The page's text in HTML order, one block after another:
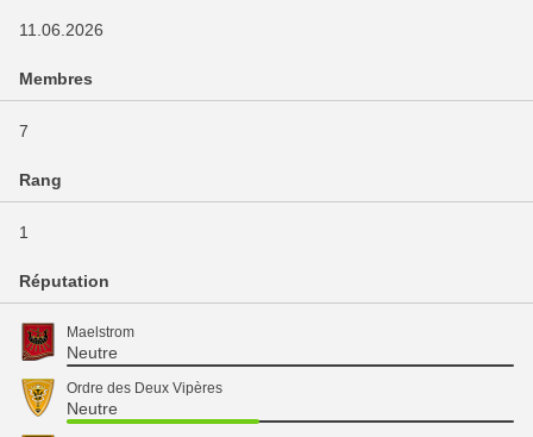
11.06.2026
Membres
7
Rang
1
Réputation
Maelstrom
Neutre
Ordre des Deux Vipères
Neutre